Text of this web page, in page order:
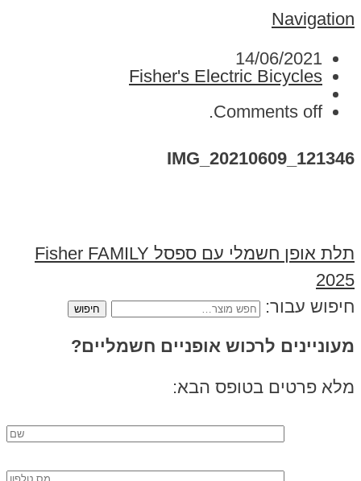
Navigation
14/06/2021
Fisher's Electric Bicycles
Comments off.
IMG_20210609_121346
תלת אופן חשמלי עם ספסל Fisher FAMILY
2025
חיפוש עבור:
מעוניינים לרכוש אופניים חשמליים?
מלא פרטים בטופס הבא: